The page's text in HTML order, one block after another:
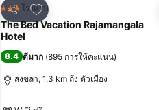
แชร์
เพิ่มในรายการโปรด
3 ดาว โรงแรม
The Bed Vacation Rajamangala
Hotel
8.4 ดีมาก (895 การให้คะแนน)
สงขลา, 1.3 km ถึง ตัวเมือง